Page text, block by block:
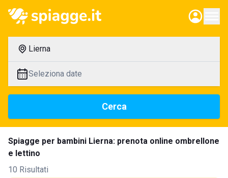
Lierna
Seleziona date
Cerca
Spiagge per bambini Lierna: prenota online ombrellone
e lettino
10 Risultati